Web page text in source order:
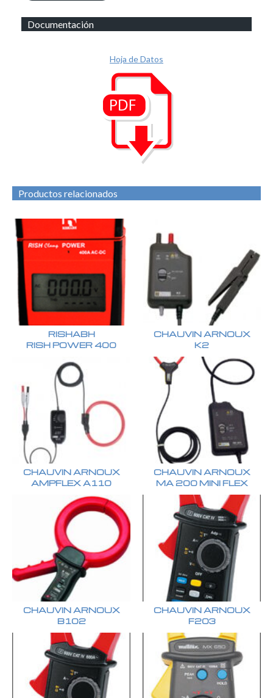
Documentación
Hoja de Datos
Productos relacionados
RISHABH
RISH POWER 400
CHAUVIN ARNOUX
K2
CHAUVIN ARNOUX
AMPFLEX A110
CHAUVIN ARNOUX
MA 200 MINI FLEX
CHAUVIN ARNOUX
B102
CHAUVIN ARNOUX
F203